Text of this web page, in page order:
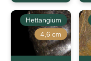
Hettangium
4,6 cm